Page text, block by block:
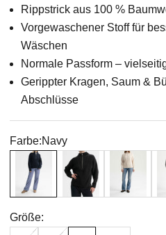
Rippstrick aus 100 %
Vorgewaschener Stoff für
Wäschen
Normale Passform –
Gerippter Kragen, Saum &
Abschlüsse
Farbe:Navy
Navy
Schwarz Cream
Größe: